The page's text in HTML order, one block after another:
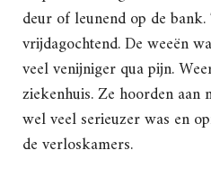
deur of leunend op de
vrijdagochtend. De weeën
veel venijniger qua pijn.
ziekenhuis. Ze hoorden
wel veel serieuzer was en
de verloskamers.